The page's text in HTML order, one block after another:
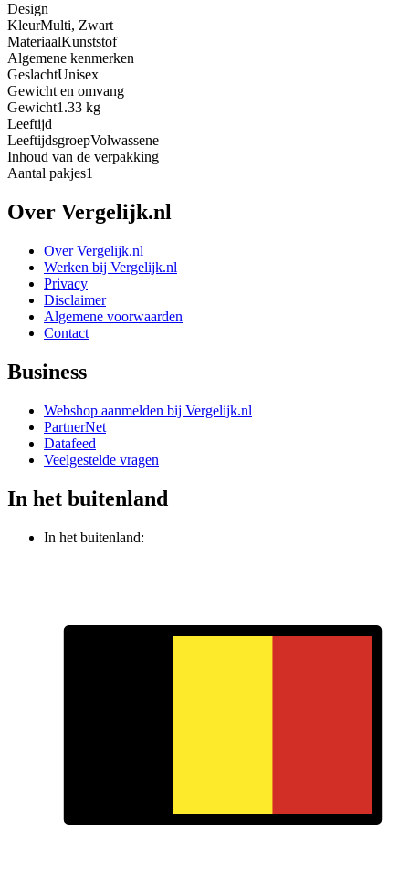
Design
KleurMulti, Zwart
MateriaalKunststof
Algemene kenmerken
GeslachtUnisex
Gewicht en omvang
Gewicht1.33 kg
Leeftijd
LeeftijdsgroepVolwassene
Inhoud van de verpakking
Aantal pakjes1
Over Vergelijk.nl
Over Vergelijk.nl
Werken bij Vergelijk.nl
Privacy
Disclaimer
Algemene voorwaarden
Contact
Business
Webshop aanmelden bij Vergelijk.nl
PartnerNet
Datafeed
Veelgestelde vragen
In het buitenland
In het buitenland: